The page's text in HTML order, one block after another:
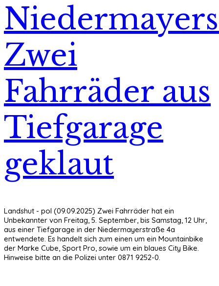
Zwei
Fahrräder aus
Tiefgarage
geklaut
Landshut - pol (09.09.2025) Zwei Fahrräder hat ein
Unbekannter von Freitag, 5. September, bis Samstag, 12 Uhr,
aus einer Tiefgarage in der Niedermayerstraße 4a
entwendete. Es handelt sich zum einen um ein Mountainbike
der Marke Cube, Sport Pro, sowie um ein blaues City Bike.
Hinweise bitte an die Polizei unter 0871 9252-0.